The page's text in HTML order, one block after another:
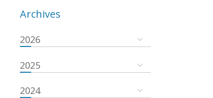
Archives
2026
2025
2024